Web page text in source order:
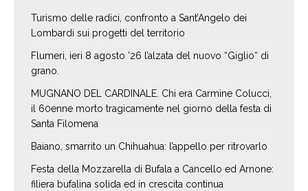
Turismo delle radici, confronto a Sant’Angelo dei
Lombardi sui progetti del territorio
Flumeri, ieri 8 agosto ’26 l’alzata del nuovo “Giglio“ di
grano.
MUGNANO DEL CARDINALE. Chi era Carmine Colucci,
il 60enne morto tragicamente nel giorno della festa di
Santa Filomena
Baiano, smarrito un Chihuahua: l’appello per ritrovarlo
Festa della Mozzarella di Bufala a Cancello ed Arnone:
filiera bufalina solida ed in crescita continua